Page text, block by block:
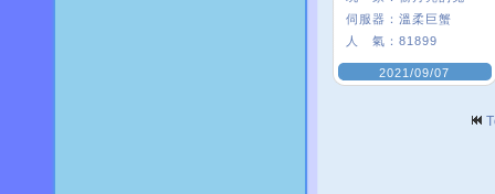
伺服器： 溫柔巨蟹
人 氣： 81899
2021/09/07